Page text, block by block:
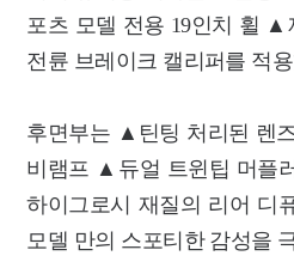
포츠 모델 전용 19인치 휠 ▲
전륜 브레이크 캘리퍼를 적
후면부는 ▲틴팅 처리된 렌
비램프 ▲듀얼 트윈팁 머플
하이그로시 재질의 리어 디
모델 만의 스포티한 감성을